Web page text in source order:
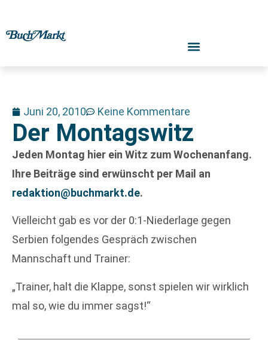
Juni 20, 2010 Keine Kommentare
Der Montagswitz
Jeden Montag hier ein Witz zum Wochenanfang.
Ihre Beiträge sind erwünscht per Mail an
redaktion@buchmarkt.de.
Vielleicht gab es vor der 0:1-Niederlage gegen
Serbien folgendes Gespräch zwischen
Mannschaft und Trainer:
„Trainer, halt die Klappe, sonst spielen wir wirklich
mal so, wie du immer sagst!“